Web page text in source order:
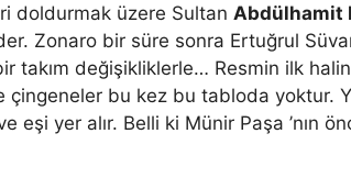
doldurmak üzere Sultan Abdülhamit
Zonaro bir süre sonra Ertuğrul
takım değişikliklerle… Resmin ilk
çingeneler bu kez bu tabloda yoktur.
yer alır. Belli ki Münir Paşa ’nın